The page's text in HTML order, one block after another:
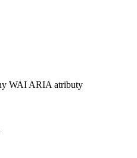
WAI ARIA atributy